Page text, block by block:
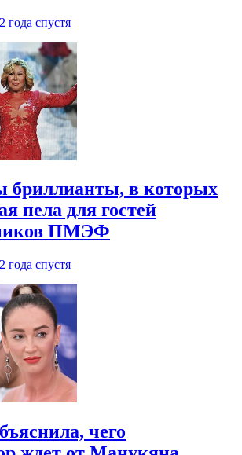
2 года спустя
бриллианты, в которых
пела для гостей
ПМЭФ
2 года спустя
чего